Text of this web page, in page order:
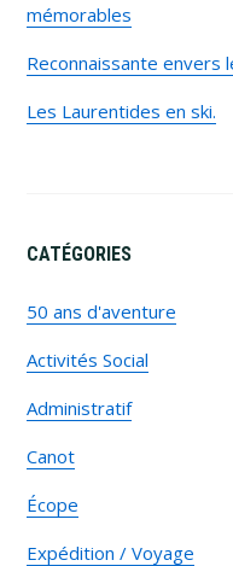
mémorables
Reconnaissante envers
Les Laurentides en ski.
CATÉGORIES
50 ans d'aventure
Activités Social
Administratif
Canot
Écope
Expédition / Voyage